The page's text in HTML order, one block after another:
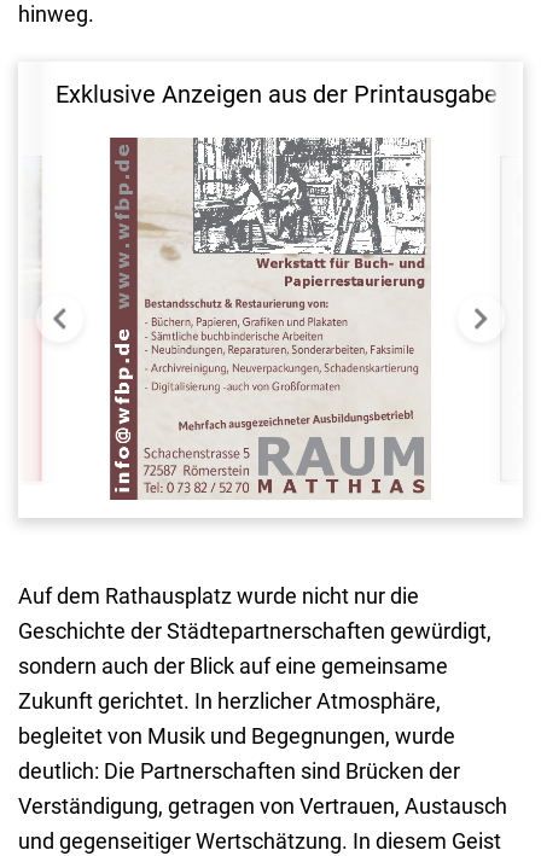
hinweg.
Exklusive Anzeigen aus der Printausgabe
Auf dem Rathausplatz wurde nicht nur die
Geschichte der Städtepartnerschaften gewürdigt,
sondern auch der Blick auf eine gemeinsame
Zukunft gerichtet. In herzlicher Atmosphäre,
begleitet von Musik und Begegnungen, wurde
deutlich: Die Partnerschaften sind Brücken der
Verständigung, getragen von Vertrauen, Austausch
und gegenseitiger Wertschätzung. In diesem Geist